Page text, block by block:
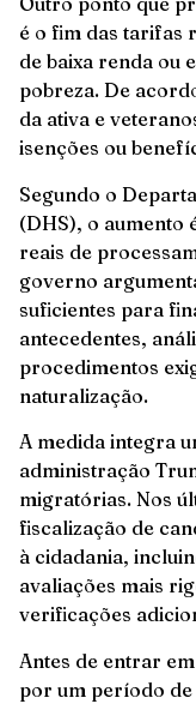
é o fim das tarifas
de baixa renda ou
pobreza. De
da ativa e
isenções ou
Segundo o
(DHS), o aumento
reais de
governo
suficientes para
antecedentes,
procedimentos
naturalização.
A medida integra
administração
migratórias. Nos
fiscalização de
à cidadania,
avaliações mais
verificações
Antes de entrar
por um período de